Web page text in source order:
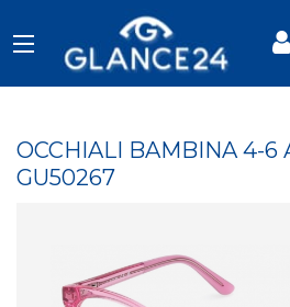
OCCHIALI BAMBINA 4-6
GU50267